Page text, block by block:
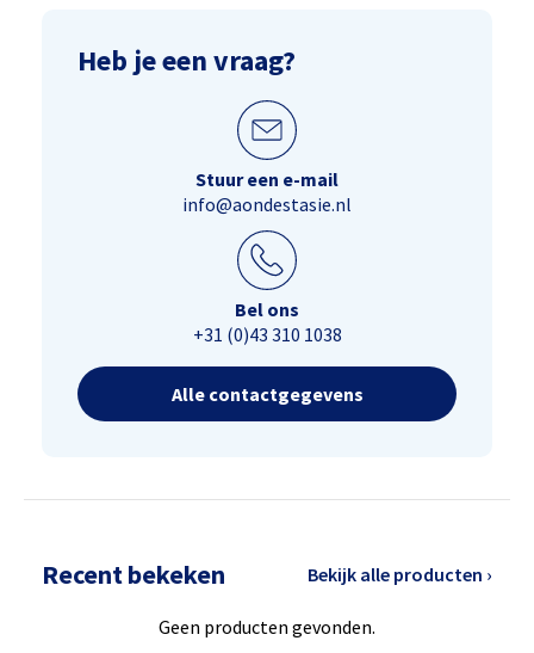
Heb je een vraag?
Stuur een e-mail
info@aondestasie.nl
Bel ons
+31 (0)43 310 1038
Alle contactgegevens
Recent bekeken Bekijk alle producten ›
Geen producten gevonden.